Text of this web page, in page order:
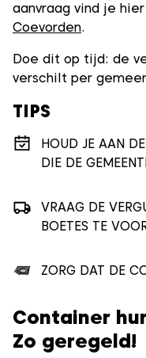
aanvraag vind je
Coevorden.
Doe dit op tijd: de
verschilt per
TIPS
HOUD JE AAN
DIE DE
VRAAG DE
BOETES TE
ZORG DAT DE
Container
Zo geregeld!